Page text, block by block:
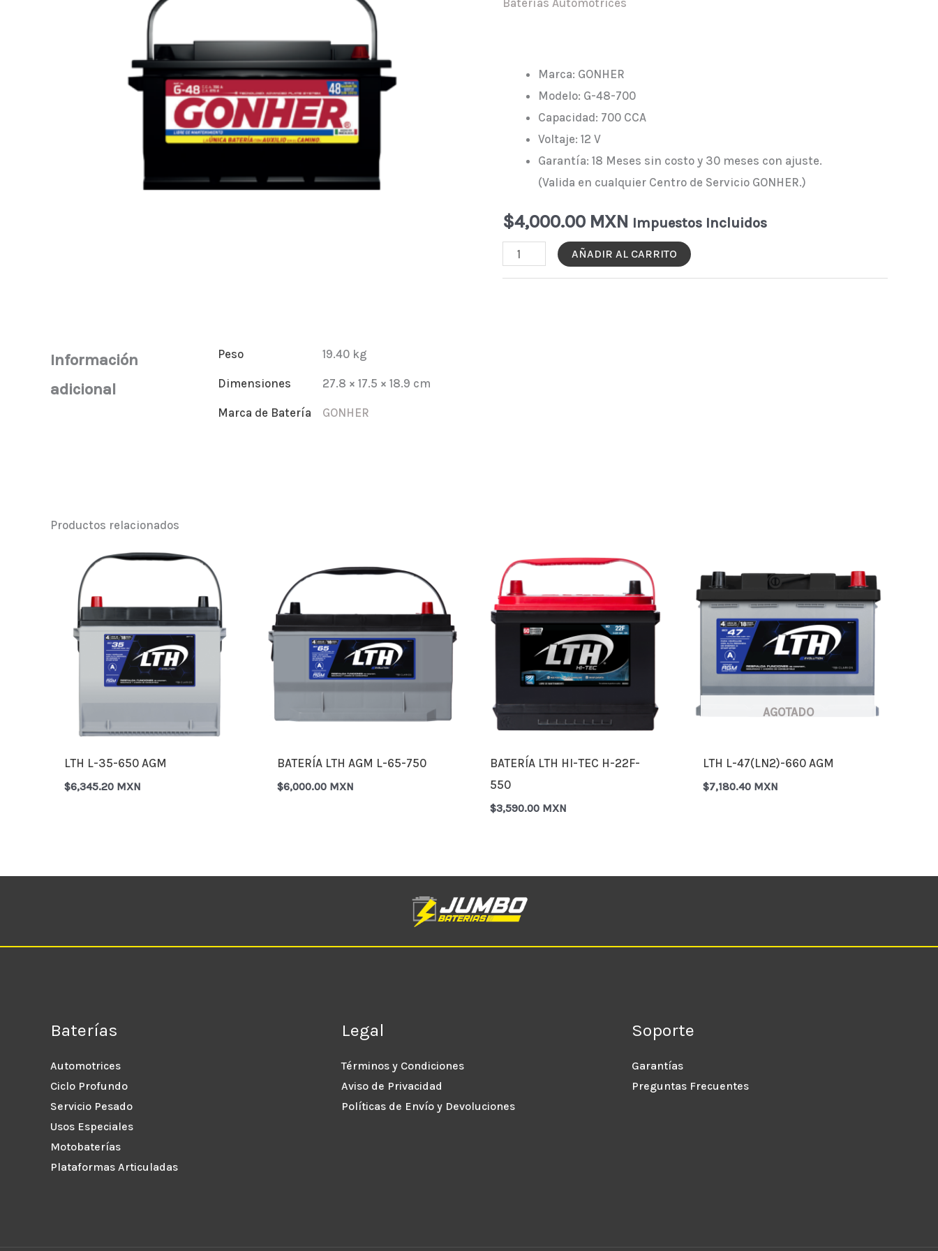
Baterías Automotrices
Marca: GONHER
Modelo: G-48-700
Capacidad: 700 CCA
Voltaje: 12 V
Garantía: 18 Meses sin costo y 30 meses con ajuste.
(Valida en cualquier Centro de Servicio GONHER.)
$4,000.00 MXN Impuestos Incluidos
BATERÍA
AÑADIR AL CARRITO
Información
adicional
Peso 19.40 kg
Dimensiones 27.8 × 17.5 × 18.9 cm
Marca de Batería GONHER
Productos relacionados
LTH L-35-650 AGM
$6,345.20 MXN
BATERÍA LTH AGM L-65-750
$6,000.00 MXN
BATERÍA LTH HI-TEC H-22F-
550
$3,590.00 MXN
AGOTADO
LTH L-47(LN2)-660 AGM
$7,180.40 MXN
Baterías
Automotrices
Ciclo Profundo
Servicio Pesado
Usos Especiales
Motobaterías
Plataformas Articuladas
Legal
Términos y Condiciones
Aviso de Privacidad
Políticas de Envío y Devoluciones
Soporte
Garantías
Preguntas Frecuentes